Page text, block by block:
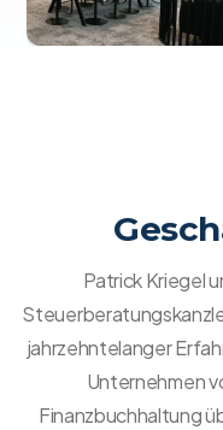
Patrick Kriegel
jahrzehntelanger
Unternehmen
Finanzbuchhaltung